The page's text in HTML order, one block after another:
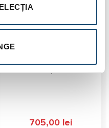
KAN-therm, cu 3 brate
705,00 lei